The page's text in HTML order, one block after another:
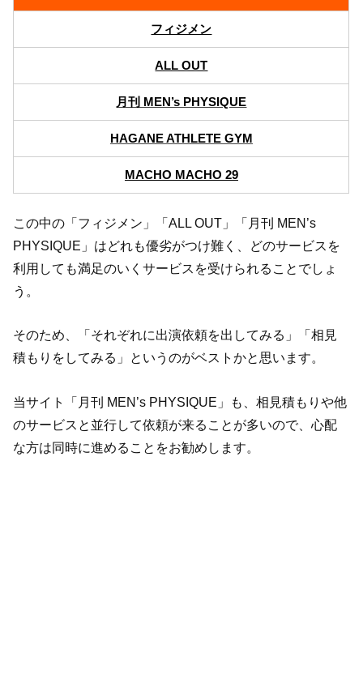
フィジメン
ALL OUT
月刊 MEN’s PHYSIQUE
HAGANE ATHLETE GYM
MACHO MACHO 29
この中の「フィジメン」「ALL OUT」「月刊 MEN’s
PHYSIQUE」はどれも優劣がつけ難く、どのサービスを
利用しても満足のいくサービスを受けられることでしょ
う。
そのため、「それぞれに出演依頼を出してみる」「相見
積もりをしてみる」というのがベストかと思います。
当サイト「月刊 MEN’s PHYSIQUE」も、相見積もりや他
のサービスと並行して依頼が来ることが多いので、心配
な方は同時に進めることをお勧めします。